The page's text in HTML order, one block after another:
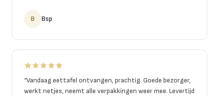
B Bsp
“Vandaag eettafel ontvangen, prachtig. Goede bezorger,
werkt netjes, neemt alle verpakkingen weer mee. Levertijd